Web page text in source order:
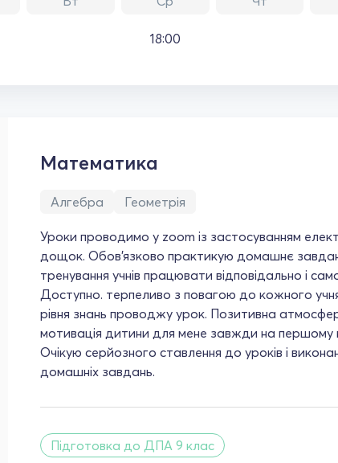
18:00
Математика
Алгебра Геометрія
Уроки проводимо у zoom із застосуванням
дощок. Обов'язково практикую домашнє
тренування учнів працювати відповідально і
Доступно. терпеливо з повагою до кожного
рівня знань проводжу урок. Позитивна
мотивація дитини для мене завжди на першому
Очікую серйозного ставлення до уроків і
домашніх завдань.
Підготовка до ДПА 9 клас